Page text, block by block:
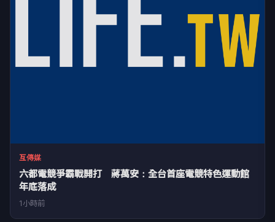
互傳媒
六都電競爭霸戰開打 蔣萬安：全台首座電競特色運動館
年底落成
1小時前